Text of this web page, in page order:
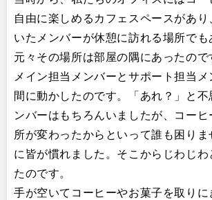
自由に楽しめるカフェスペースがあ
いたメンバーが休憩に訪れる場所でも
元々その場所は部屋の隅にあったので
メイン担当メンバーとサポート担当
間に動かしたのです。「あれ？」と不
ンバーはもちろんいましたが、コー
所が変わったからといって誰も困り
に皆が慣れました。そこからじわじ
たのです。
手が空いてコーヒーやお菓子を取りに